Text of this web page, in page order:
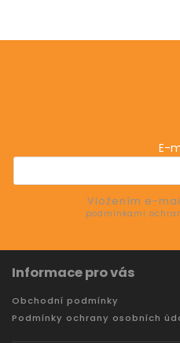
E-
Vložením e-
podmínkami
Informace pro vás
Obchodní podmínky
Podmínky ochrany osobních